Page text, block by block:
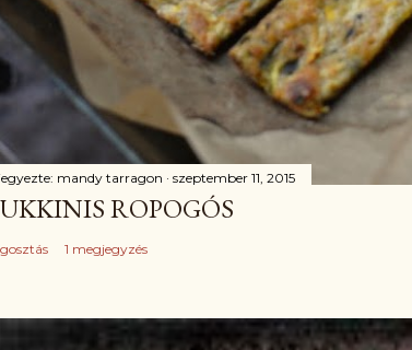
mandy tarragon szeptember 11, 2015
ROPOGÓS
1 megjegyzés